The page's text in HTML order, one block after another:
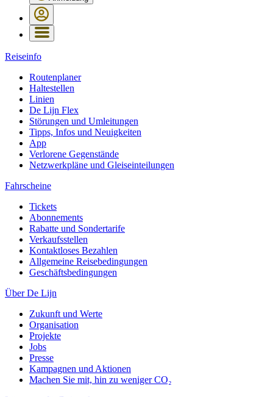
Reiseinfo
Routenplaner
Haltestellen
Linien
De Lijn Flex
Störungen und Umleitungen
Tipps, Infos und Neuigkeiten
App
Verlorene Gegenstände
Netzwerkpläne und Gleiseinteilungen
Fahrscheine
Tickets
Abonnements
Rabatte und Sondertarife
Verkaufsstellen
Kontaktloses Bezahlen
Allgemeine Reisebedingungen
Geschäftsbedingungen
Über De Lijn
Zukunft und Werte
Organisation
Projekte
Jobs
Presse
Kampagnen und Aktionen
Machen Sie mit, hin zu weniger CO₂